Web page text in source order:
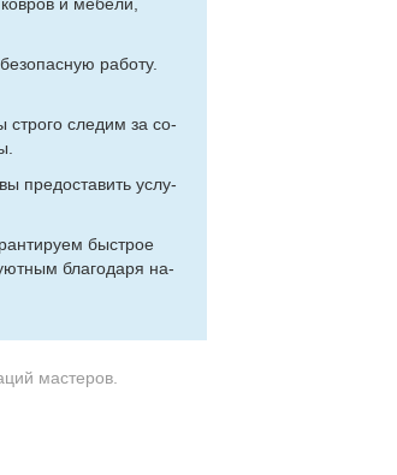
ра­бо­ту.
стро­го сле­дим за со­
предо­ста­вить услу­
быст­рое
бла­го­да­ря на­
мастеров.